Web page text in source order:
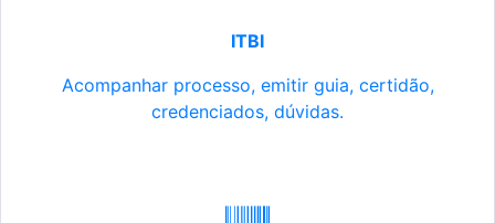
ITBI
Acompanhar processo, emitir guia, certidão,
credenciados, dúvidas.